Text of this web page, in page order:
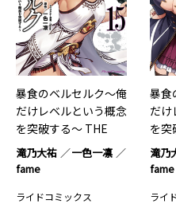
暴食のベルセルク～俺
だけレベルという概念
を突破する～ THE
COMIC 15
滝乃大祐
一色一凛
fame
ライドコミックス
暴食
だけ
を突
滝乃
fame
ライ